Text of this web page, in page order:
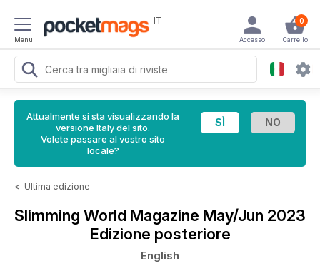
Menu
IT 0
Carrello
Accesso
Attualmente si sta visualizzando la
versione Italy del sito.
Volete passare al vostro sito
locale?
< Ultima edizione
Slimming World Magazine May/Jun 2023
Edizione posteriore
English